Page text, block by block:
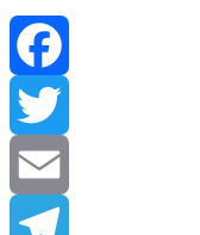
Facebook
Twitter
Email